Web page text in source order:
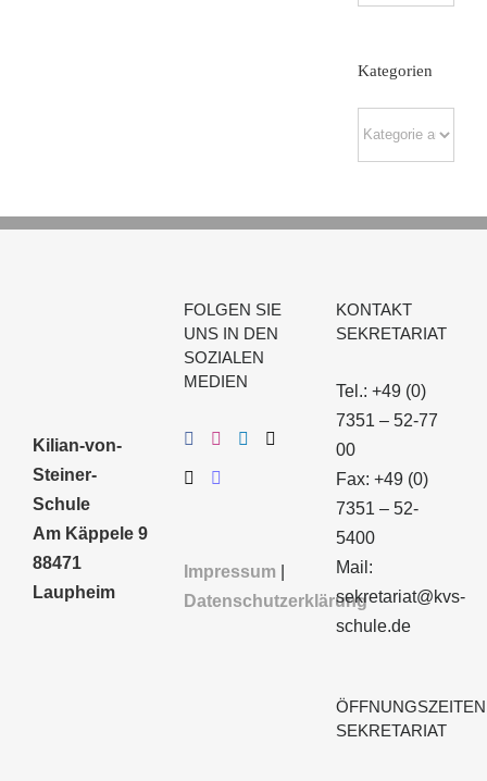
Kategorien
Kilian-von-
Steiner-
Schule
Am Käppele 9
88471
Laupheim
FOLGEN SIE
UNS IN DEN
SOZIALEN
MEDIEN
Impressum
Datenschutzerklärung
KONTAKT
SEKRETARIAT
Tel.: +49 (0)
7351 – 52-77
00
Fax: +49 (0)
7351 – 52-
5400
Mail:
sekretariat@kvs-
schule.de
ÖFFNUNGSZEITEN
SEKRETARIAT